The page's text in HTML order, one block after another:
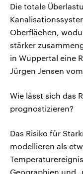
Die totale
Oberflächen,
stärker
in Wuppertal eine
Jürgen Jensen
Wie lässt sich das
prognostizieren?
Das Risiko für
modellieren als
Geographien und